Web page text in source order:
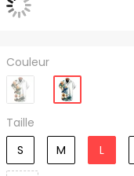
Couleur
Taille
S
M L